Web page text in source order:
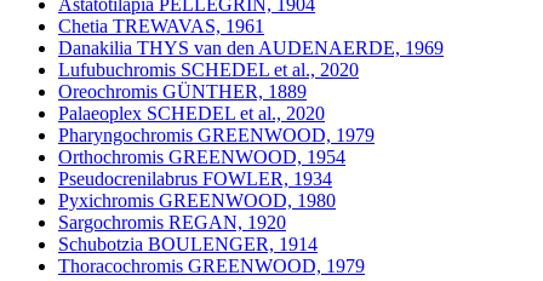
Chetia TREWAVAS, 1961
Danakilia THYS van den AUDENAERDE, 1969
Lufubuchromis SCHEDEL et al., 2020
Oreochromis GÜNTHER, 1889
Palaeoplex SCHEDEL et al., 2020
Pharyngochromis GREENWOOD, 1979
Orthochromis GREENWOOD, 1954
Pseudocrenilabrus FOWLER, 1934
Pyxichromis GREENWOOD, 1980
Sargochromis REGAN, 1920
Schubotzia BOULENGER, 1914
Thoracochromis GREENWOOD, 1979